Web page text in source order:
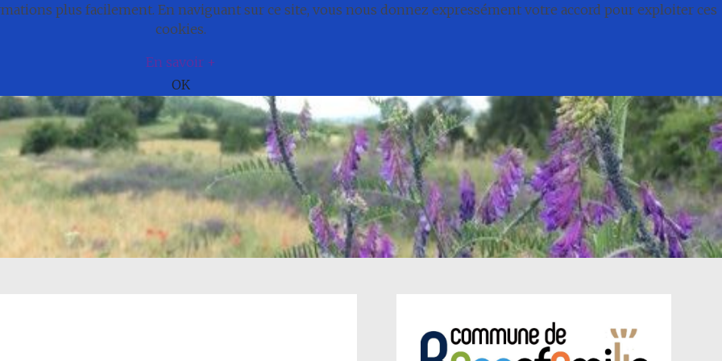
Cadre de vie
plus facilement. En naviguant sur ce site, vous nous donnez expressément votre accord pour exploiter ces
cookies.
En savoir +
OK